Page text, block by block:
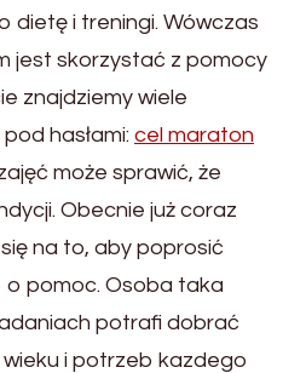
dietę i treningi. Wówczas
jest skorzystać z pomocy
znajdziemy wiele
hasłami: cel maraton
może sprawić, że
Obecnie już coraz
na to, aby poprosić
pomoc. Osoba taka
potrafi dobrać
i potrzeb kazdego